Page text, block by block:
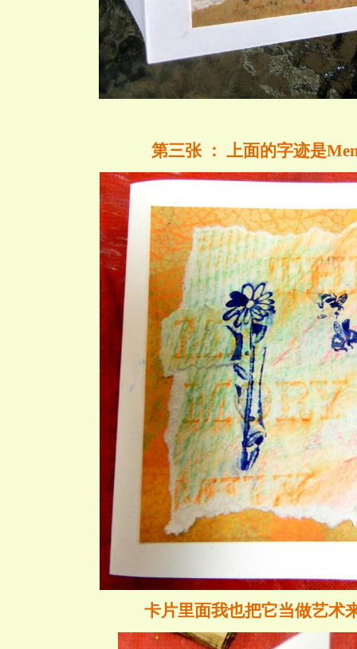
第三张： 上面的字迹是
卡片里面我也把它当做艺术